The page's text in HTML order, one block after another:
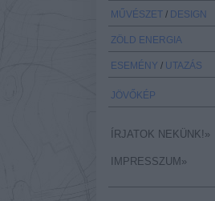
MŰVÉSZET / DESIGN
ZÖLD ENERGIA
ESEMÉNY / UTAZÁS
JÖVŐKÉP
ÍRJATOK NEKÜNK!»
IMPRESSZUM»